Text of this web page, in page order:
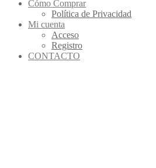
Cómo Comprar
Política de Privacidad
Mi cuenta
Acceso
Registro
CONTACTO